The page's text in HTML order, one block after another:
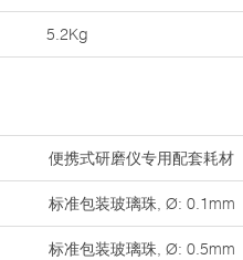
5.2Kg
便携式研磨仪专用配套耗材
标准包装玻璃珠, Ø: 0.1mm
标准包装玻璃珠, Ø: 0.5mm